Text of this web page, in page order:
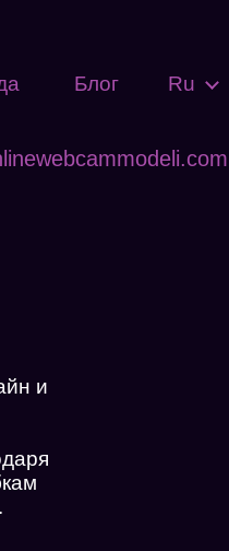
Блог Ru
и